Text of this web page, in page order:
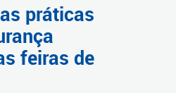
práticas
feiras de